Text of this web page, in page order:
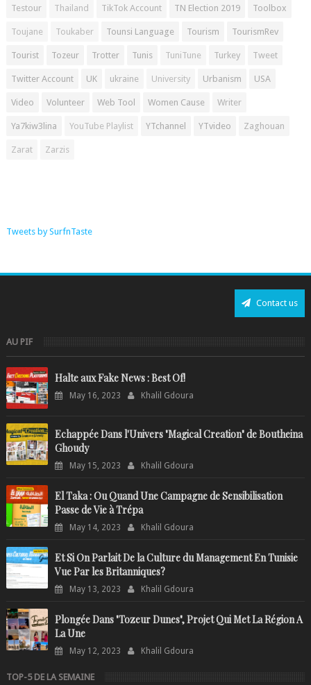
Testour Thailand TikTok Account TN Election 2019 Toolbox
Toujane Toukaber Tounsi Language Tourism TourismRev
Tourist Tozeur Trotter Tunis TuniTune Turkey Tweet
Twitter Account UK ukraine University Urbanism USA
Video Volunteer Web Tool Women Cause Writer
Ya7kiw3lina YouTube Playlist YTchannel YTvideo Zaghouan
Zarat Zarzis
Tweets by SurfnTaste
Contact us
AU PIF
Halte aux Fake News : Best Of!
May 16, 2023 Khalil Gdoura
Echappée Dans l'Univers "Magical Creation" de Boutheina
Ghoudy
May 15, 2023 Khalil Gdoura
El Taka : Ou Quand Une Campagne de Sensibilisation
Passe de Vie à Trépa
May 14, 2023 Khalil Gdoura
Et Si On Parlait De la Culture du Management En Tunisie
Vue Par les Britanniques?
May 13, 2023 Khalil Gdoura
Plongée Dans "Tozeur Dunes", Projet Qui Met La Région A
La Une
May 12, 2023 Khalil Gdoura
TOP-5 DE LA SEMAINE